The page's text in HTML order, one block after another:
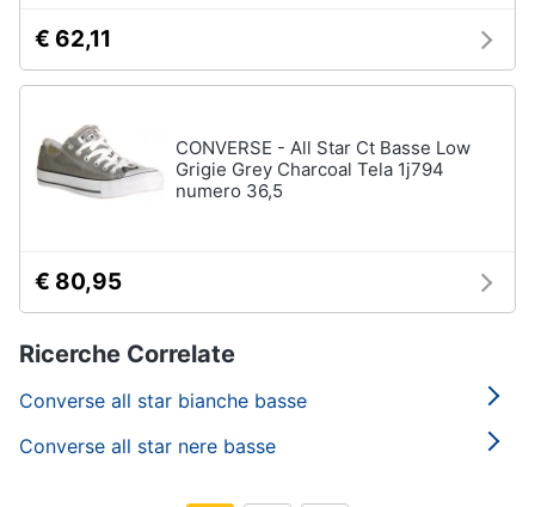
€ 62,11
CONVERSE - All Star Ct Basse Low
Grigie Grey Charcoal Tela 1j794
numero 36,5
€ 80,95
Ricerche Correlate
Converse all star bianche basse
Converse all star nere basse